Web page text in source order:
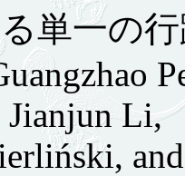
単一の
Li,